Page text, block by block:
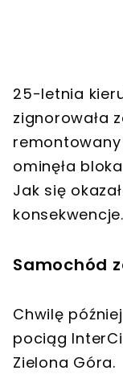
25-letnia
zignorowała
ominęła
Jak się
konsekwencje.
Samochód
Chwilę
pociąg
Zielona Góra.